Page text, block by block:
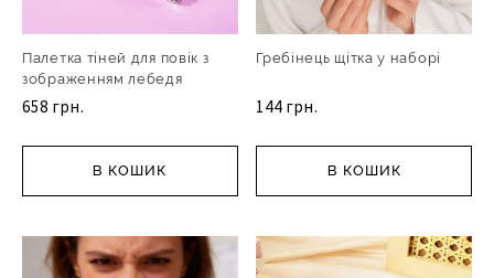
Палетка тіней для повік з
зображенням лебедя
658 грн.
В КОШИК
Гребінець щітка у наборі
144 грн.
В КОШИК